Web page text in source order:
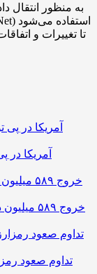
تا تغییرات و
خروج
تداوم صعود